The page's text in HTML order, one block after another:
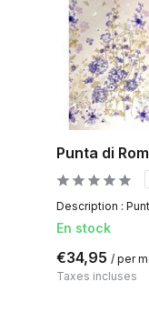
Punta di
Description :
En stock
€34,95 / per
Taxes incluses